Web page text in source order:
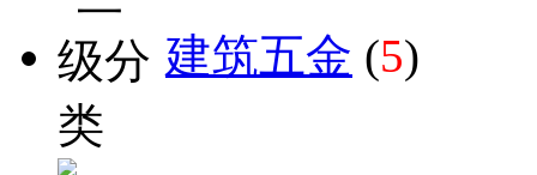
建筑五金 (5)